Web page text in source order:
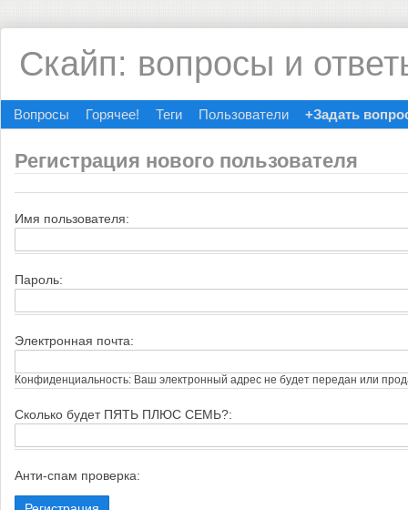
Скайп: вопросы и
Вопросы Горячее! Теги Пользователи +Задать
Регистрация нового пользователя
Имя пользователя:
Пароль:
Электронная почта:
Конфиденциальность: Ваш электронный адрес не будет передан или
Cкoлькo будeт ПЯTЬ ПЛЮC CEMЬ?:
Анти-спам проверка: